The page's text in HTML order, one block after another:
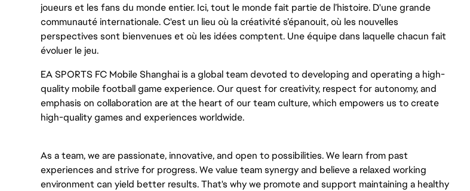
joueurs et les fans du monde entier. Ici, tout le monde fait partie de l’histoire. D'une grande
communauté internationale. C'est un lieu où la créativité s’épanouit, où les nouvelles
perspectives sont bienvenues et où les idées comptent. Une équipe dans laquelle chacun fait
évoluer le jeu.
EA SPORTS FC Mobile Shanghai is a global team devoted to developing and operating a high-
quality mobile football game experience. Our quest for creativity, respect for autonomy, and
emphasis on collaboration are at the heart of our team culture, which empowers us to create
high-quality games and experiences worldwide.
As a team, we are passionate, innovative, and open to possibilities. We learn from past
experiences and strive for progress. We value team synergy and believe a relaxed working
environment can yield better results. That's why we promote and support maintaining a healthy